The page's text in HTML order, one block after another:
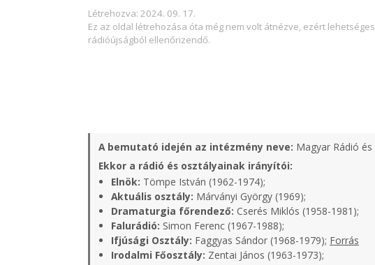
Létrehozva: 2024. 09. 17.
Ez az oldal létrehozása óta még nem volt átnézve, ezért
rádióújságból ellenőrizendő.
A bemutató idején az intézmény neve: Magyar Rádió
Ekkor a rádió és osztályainak irányítói:
Elnök: Tömpe István (1962-1974);
Aktuális osztály: Márványi György (1969);
Dramaturgia főrendező: Cserés Miklós (1958-1981);
Falurádió: Simon Ferenc (1967-1988);
Ifjúsági Osztály: Faggyas Sándor (1968-1979); Forrás
Irodalmi Főosztály: Zentai János (1963-1973);